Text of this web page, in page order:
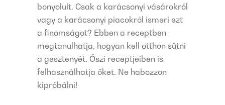
bonyolult. Csak a karácsonyi vásárokról
vagy a karácsonyi piacokról ismeri ezt
a finomságot? Ebben a receptben
megtanulhatja, hogyan kell otthon sütni
a gesztenyét. Őszi receptjeiben is
felhasználhatja őket. Ne habozzon
kipróbálni!